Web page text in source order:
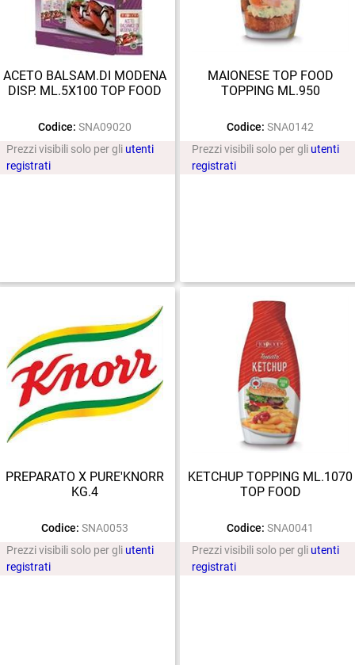
ACETO BALSAM.DI MODENA
DISP. ML.5X100 TOP FOOD
Codice: SNA09020
Prezzi visibili solo per gli utenti
registrati
MAIONESE TOP FOOD
TOPPING ML.950
Codice: SNA0142
Prezzi visibili solo per gli utenti
registrati
PREPARATO X PURE'KNORR
KG.4
Codice: SNA0053
Prezzi visibili solo per gli utenti
registrati
KETCHUP TOPPING ML.1070
TOP FOOD
Codice: SNA0041
Prezzi visibili solo per gli utenti
registrati